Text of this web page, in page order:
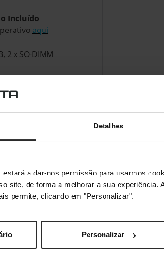
Detalhes
a dar-nos permissão para usarmos
site, de forma a melhorar a sua experiência.
permite, clicando em "Personalizar".
Personalizar
Incluído
aqui
2 x SO-DIMM
SATA HDD
144Hz, IPS
6GB GDDR6
(suporta DisplayPort /
/ 4K @ 120Hz)
Jack
Azul